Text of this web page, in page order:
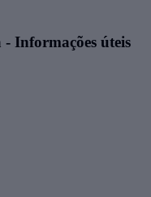
- Informações úteis